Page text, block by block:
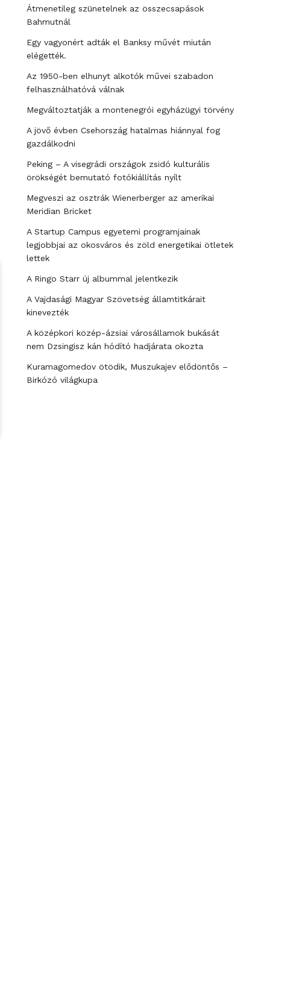
Átmenetileg szünetelnek az összecsapások
Bahmutnál
Egy vagyonért adták el Banksy művét miután
elégették.
Az 1950-ben elhunyt alkotók művei szabadon
felhasználhatóvá válnak
Megváltoztatják a montenegrói egyházügyi törvény
A jövő évben Csehország hatalmas hiánnyal fog
gazdálkodni
Peking – A visegrádi országok zsidó kulturális
örökségét bemutató fotókiállítás nyílt
Megveszi az osztrák Wienerberger az amerikai
Meridian Bricket
A Startup Campus egyetemi programjainak
legjobbjai az okosváros és zöld energetikai ötletek
lettek
A Ringo Starr új albummal jelentkezik
A Vajdasági Magyar Szövetség államtitkárait
kinevezték
A középkori közép-ázsiai városállamok bukását
nem Dzsingisz kán hódító hadjárata okozta
Kuramagomedov ötödik, Muszukajev elődöntős –
Birkózó világkupa